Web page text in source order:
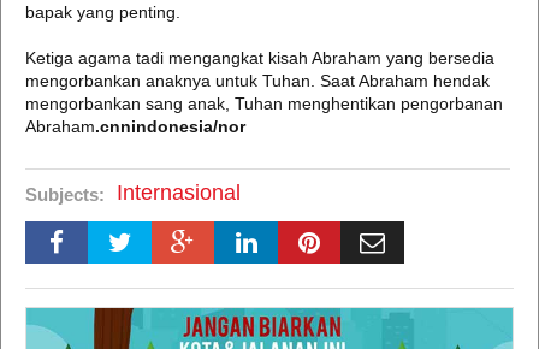
bapak yang penting.
Ketiga agama tadi mengangkat kisah Abraham yang bersedia
mengorbankan anaknya untuk Tuhan. Saat Abraham hendak
mengorbankan sang anak, Tuhan menghentikan pengorbanan
Abraham.cnnindonesia/nor
Subjects: Internasional